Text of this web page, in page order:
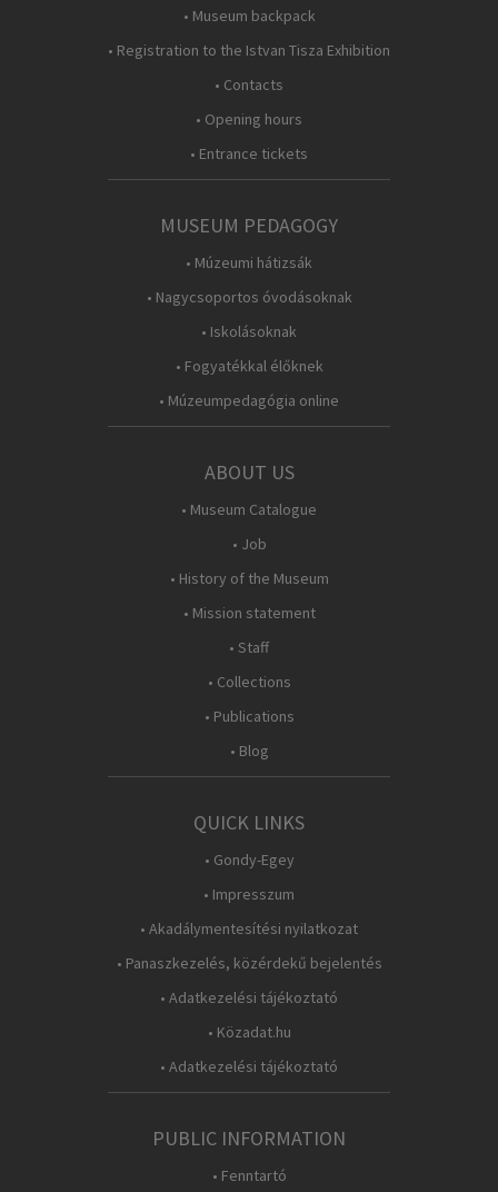
• Museum backpack
• Registration to the Istvan Tisza Exhibition
• Contacts
• Opening hours
• Entrance tickets
MUSEUM PEDAGOGY
• Múzeumi hátizsák
• Nagycsoportos óvodásoknak
• Iskolásoknak
• Fogyatékkal élőknek
• Múzeumpedagógia online
ABOUT US
• Museum Catalogue
• Job
• History of the Museum
• Mission statement
• Staff
• Collections
• Publications
• Blog
QUICK LINKS
• Gondy-Egey
• Impresszum
• Akadálymentesítési nyilatkozat
• Panaszkezelés, közérdekű bejelentés
• Adatkezelési tájékoztató
• Közadat.hu
• Adatkezelési tájékoztató
PUBLIC INFORMATION
• Fenntartó